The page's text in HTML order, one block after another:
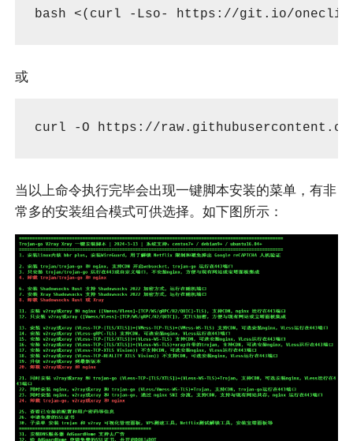
bash <( curl -Lso- https://git.io/
或
curl -O https://
当以上命令执行完毕会出现一键脚本安装的菜单，有非
常多的安装组合模式可供选择。如下图所示：